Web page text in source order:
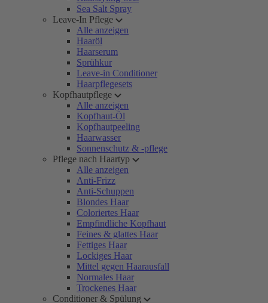
Sea Salt Spray
Leave-In Pflege
Alle anzeigen
Haaröl
Haarserum
Sprühkur
Leave-in Conditioner
Haarpflegesets
Kopfhautpflege
Alle anzeigen
Kopfhaut-Öl
Kopfhautpeeling
Haarwasser
Sonnenschutz & -pflege
Pflege nach Haartyp
Alle anzeigen
Anti-Frizz
Anti-Schuppen
Blondes Haar
Coloriertes Haar
Empfindliche Kopfhaut
Feines & glattes Haar
Fettiges Haar
Lockiges Haar
Mittel gegen Haarausfall
Normales Haar
Trockenes Haar
Conditioner & Spülung